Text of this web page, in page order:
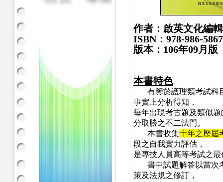
作者：啟英文化編
ISBN：978-986-
版本：106年09月版
本書特色
有鑒於護理類考試科
事實上分析得知，
每年出現考古題及類似
分取勝之不二法門。
本書收集十年之歷屆
段之自我實力評估，
是專技人員高等考試之
書中試題解答以當次
策及法規之修訂，